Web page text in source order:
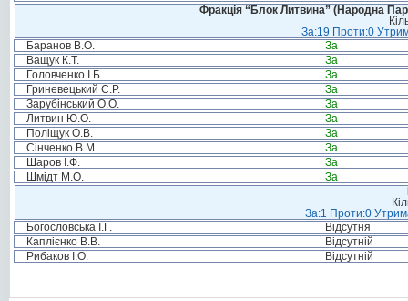
Фракція “Блок Литвина” (Народна
За:19 Проти:0
Баранов В.О.
За
Ващук К.Т.
За
Головченко І.Б.
За
Гриневецький С.Р.
За
Зарубінський О.О.
За
Литвин Ю.О.
За
Поліщук О.В.
За
Сінченко В.М.
За
Шаров І.Ф.
За
Шмідт М.О.
За
За:1 Проти:0
Богословська І.Г.
Відсутня
Каплієнко В.В.
Відсутній
Рибаков І.О.
Відсутній